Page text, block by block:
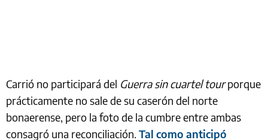
Carrió no participará del Guerra sin cuartel tourporque
prácticamente no sale de su caserón del norte
bonaerense, pero la foto de la cumbre entre ambas
consagró una reconciliación. Tal como anticipó